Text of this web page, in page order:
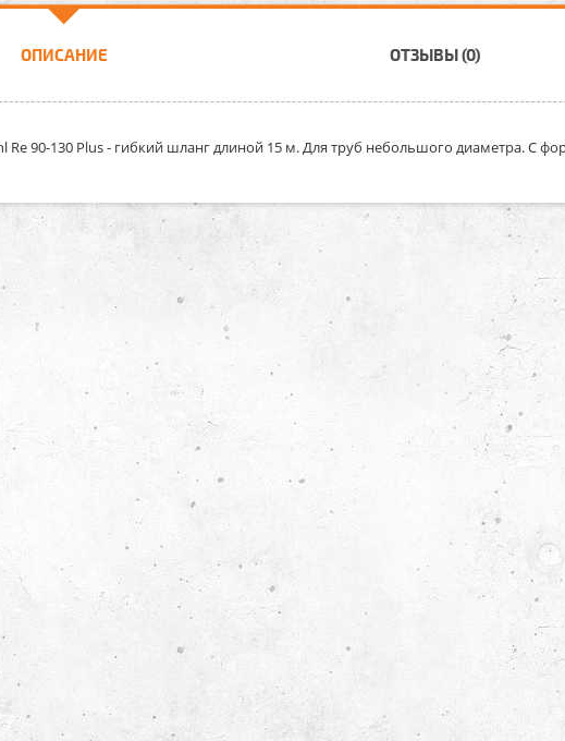
ОПИСАНИЕ ОТЗЫВЫ (0)
Rе 90-130 Plus - гибкий шланг длиной 15 м. Для труб небольшого диаметра. С